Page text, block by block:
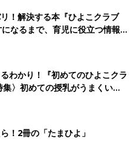
！解決する本『ひよこクラブ
なるまで、育児に役立つ情報が
わかり！『初めてのひよこクラ
〉初めての授乳がうまくい
の基本と夏のトラブル 解決テ
！2冊の「たまひよ」